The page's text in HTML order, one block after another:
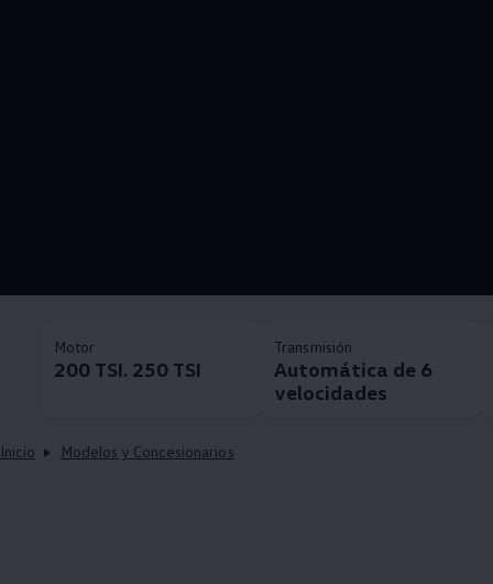
Motor
200 TSI. 250 TSI
Transmisión
Automática de 6
velocidades
Inicio Modelos y Concesionarios